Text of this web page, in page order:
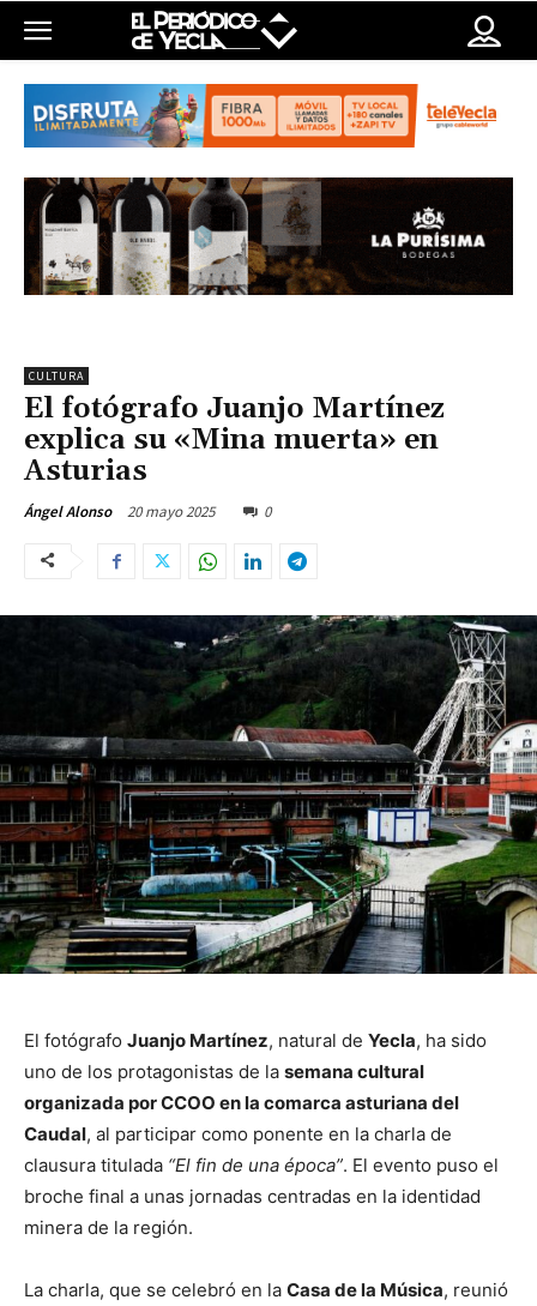
CULTURA
El fotógrafo Juanjo Martínez
explica su «Mina muerta» en
Asturias
Ángel Alonso 20 mayo 2025 0
El fotógrafo Juanjo Martínez, natural de Yecla, ha sido
uno de los protagonistas de la semana cultural
organizada por CCOO en la comarca asturiana del
Caudal, al participar como ponente en la charla de
clausura titulada “El fin de una época”. El evento puso el
broche final a unas jornadas centradas en la identidad
minera de la región.
La charla, que se celebró en la Casa de la Música, reunió